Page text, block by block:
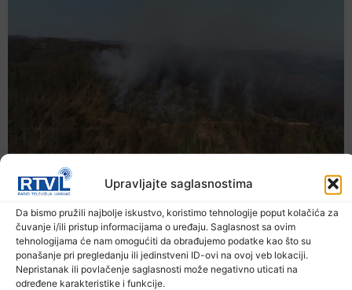
Upravljajte saglasnostima
Da bismo pružili najbolje iskustvo, koristimo tehnologije poput kolačića za
čuvanje i/ili pristup informacijama o uređaju. Saglasnost sa ovim
tehnologijama će nam omogućiti da obrađujemo podatke kao što su
ponašanje pri pregledanju ili jedinstveni ID-ovi na ovoj veb lokaciji.
Nepristanak ili povlačenje saglasnosti može negativno uticati na
određene karakteristike i funkcije.